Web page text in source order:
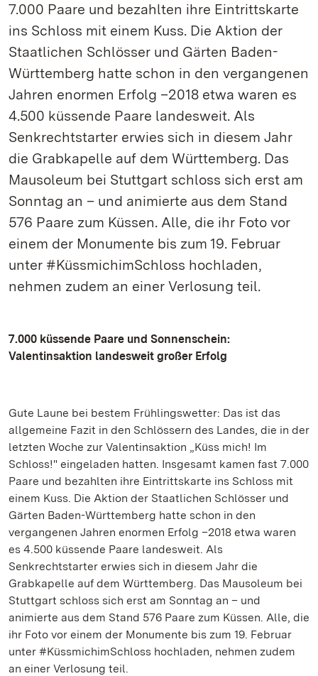
7.000 Paare und bezahlten ihre Eintrittskarte
ins Schloss mit einem Kuss. Die Aktion der
Staatlichen Schlösser und Gärten Baden-
Württemberg hatte schon in den vergangenen
Jahren enormen Erfolg –2018 etwa waren es
4.500 küssende Paare landesweit. Als
Senkrechtstarter erwies sich in diesem Jahr
die Grabkapelle auf dem Württemberg. Das
Mausoleum bei Stuttgart schloss sich erst am
Sonntag an – und animierte aus dem Stand
576 Paare zum Küssen. Alle, die ihr Foto vor
einem der Monumente bis zum 19. Februar
unter #KüssmichimSchloss hochladen,
nehmen zudem an einer Verlosung teil.
7.000 küssende Paare und Sonnenschein:
Valentinsaktion landesweit großer Erfolg
Gute Laune bei bestem Frühlingswetter: Das ist das
allgemeine Fazit in den Schlössern des Landes, die in der
letzten Woche zur Valentinsaktion „Küss mich! Im
Schloss!" eingeladen hatten. Insgesamt kamen fast 7.000
Paare und bezahlten ihre Eintrittskarte ins Schloss mit
einem Kuss. Die Aktion der Staatlichen Schlösser und
Gärten Baden-Württemberg hatte schon in den
vergangenen Jahren enormen Erfolg –2018 etwa waren
es 4.500 küssende Paare landesweit. Als
Senkrechtstarter erwies sich in diesem Jahr die
Grabkapelle auf dem Württemberg. Das Mausoleum bei
Stuttgart schloss sich erst am Sonntag an – und
animierte aus dem Stand 576 Paare zum Küssen. Alle, die
ihr Foto vor einem der Monumente bis zum 19. Februar
unter #KüssmichimSchloss hochladen, nehmen zudem
an einer Verlosung teil.